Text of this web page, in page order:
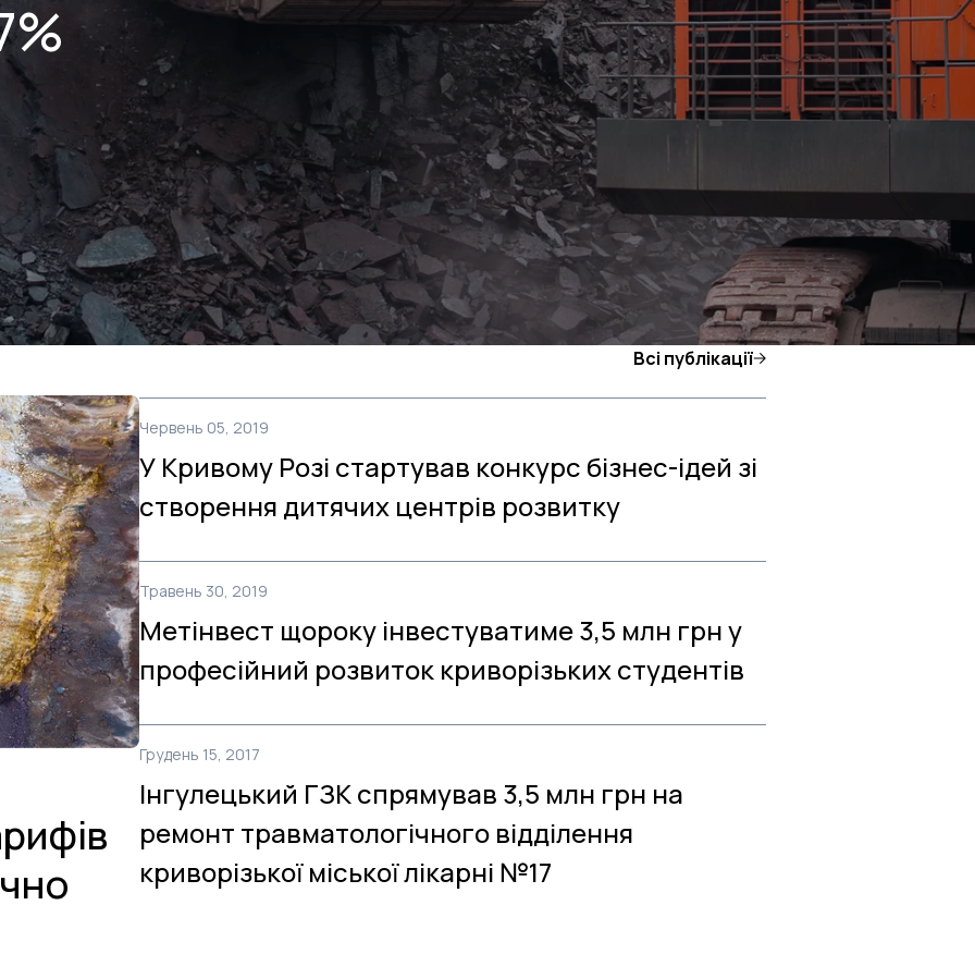
Всі публікації
Червень 05, 2019
У Кривому Розі стартував конкурс бізнес-ідей зі
створення дитячих центрів розвитку
Травень 30, 2019
Метінвест щороку інвестуватиме 3,5 млн грн у
професійний розвиток криворізьких студентів
Грудень 15, 2017
Інгулецький ГЗК спрямував 3,5 млн грн на
ремонт травматологічного відділення
криворізької міської лікарні №17